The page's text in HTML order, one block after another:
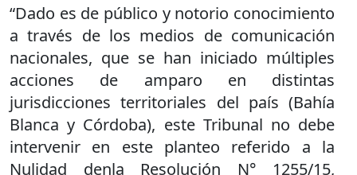
“Dado es de público y notorio conocimiento
a través de los medios de comunicación
nacionales, que se han iniciado múltiples
acciones de amparo en distintas
jurisdicciones territoriales del país (Bahía
Blanca y Córdoba), este Tribunal no debe
intervenir en este planteo referido a la
Nulidad denla Resolución N° 1255/15,